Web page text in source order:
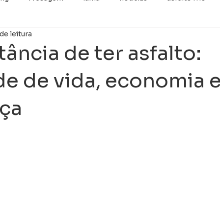
de ter asfalto:
de vida, economia
leitura